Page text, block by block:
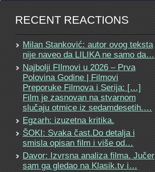
RECENT REACTIONS
Milan Stanković: autor ovog teksta
nije naveo da LILIKA ne samo da…
Najbolji FIlmovi u 2026 – Prva
Polovina Godine | Filmovi
Preporuke Filmova i Serija: […]
Film je zasnovan na stvarnom
slučaju otmice iz sedamdesetih.…
Egzarh: izuzetna kritika.
ŠOKI: Svaka čast.Do detalja i
smisla opisan film i više od…
Davor: Izvrsna analiza filma. Jučer
sam ga gledao na Klasik.tv i…